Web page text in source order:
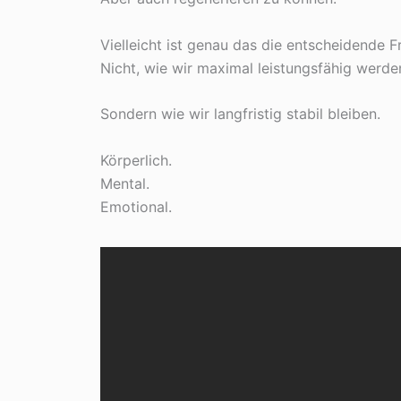
Vielleicht ist genau das die entscheidende
Nicht, wie wir maximal leistungsfähig
Sondern wie wir langfristig stabil bleiben.
Körperlich.
Mental.
Emotional.